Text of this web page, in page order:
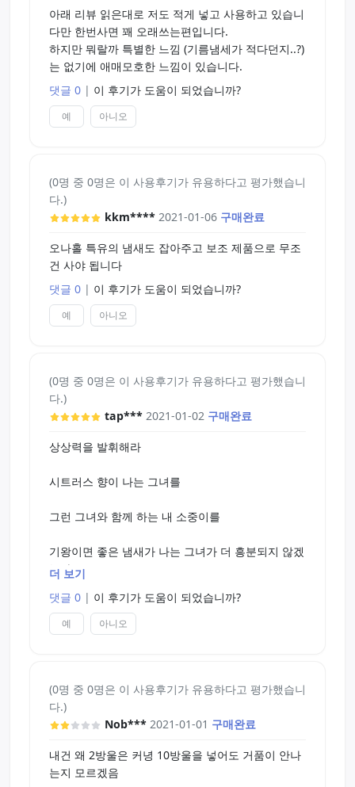
아래 리뷰 읽은대로 저도 적게 넣고 사용하고 있습니
다만 한번사면 꽤 오래쓰는편입니다.
하지만 뭐랄까 특별한 느낌 (기름냄세가 적다던지..?)
는 없기에 애매모호한 느낌이 있습니다.
댓글 0 | 이 후기가 도움이 되었습니까?
예 아니오
(0명 중 0명은 이 사용후기가 유용하다고 평가했습니
다.)
kkm**** 2021-01-06 구매완료
오나홀 특유의 냄새도 잡아주고 보조 제품으로 무조
건 사야 됩니다
댓글 0 | 이 후기가 도움이 되었습니까?
예 아니오
(0명 중 0명은 이 사용후기가 유용하다고 평가했습니
다.)
tap*** 2021-01-02 구매완료
상상력을 발휘해라
시트러스 향이 나는 그녀를
그런 그녀와 함께 하는 내 소중이를
기왕이면 좋은 냄새가 나는 그녀가 더 흥분되지 않겠
는가?
적극 추천
더 보기
댓글 0 | 이 후기가 도움이 되었습니까?
예 아니오
(0명 중 0명은 이 사용후기가 유용하다고 평가했습니
다.)
Nob*** 2021-01-01 구매완료
내건 왜 2방울은 커녕 10방울을 넣어도 거품이 안나
는지 모르겠음